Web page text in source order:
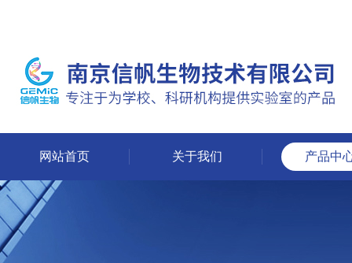
网站首页 关于我们 产品中